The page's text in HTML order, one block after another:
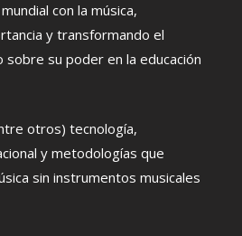
con la música,
y transformando el
su poder en la educación
otros) tecnología,
y metodologías que
sin instrumentos musicales